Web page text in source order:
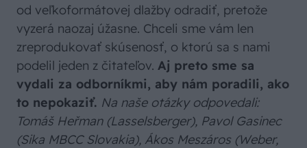
od veľkoformátovej dlažby odradiť, pretože
vyzerá naozaj úžasne. Chceli sme vám len
zreprodukovať skúsenosť, o ktorú sa s nami
podelil jeden z čitateľov. Aj preto sme sa
vydali za odborníkmi, aby nám poradili, ako
to nepokaziť. Na naše otázky odpovedali:
Tomáš Heřman (Lasselsberger), Pavol Gasinec
(Sika MBCC Slovakia), Ákos Meszáros (Weber,